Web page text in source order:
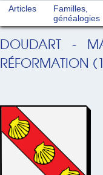
Articles
Familles,
généalogies
DOUDART -
RÉFORMATION